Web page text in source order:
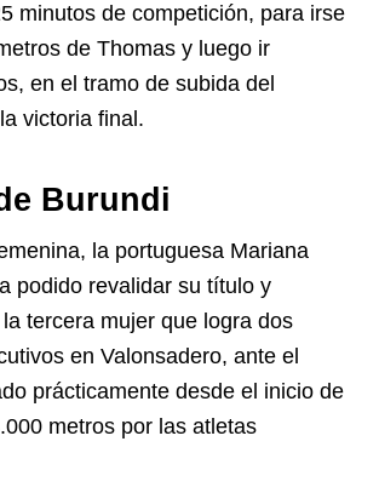
minutos de competición, para irse
de Thomas y luego ir
en el tramo de subida del
victoria final.
Burundi
la portuguesa Mariana
podido revalidar su título y
tercera mujer que logra dos
en Valonsadero, ante el
prácticamente desde el inicio de
metros por las atletas